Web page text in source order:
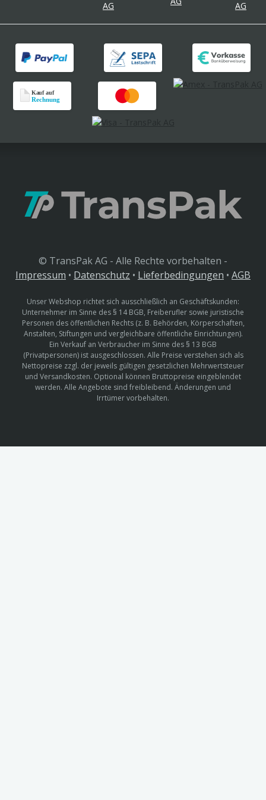
© TransPak AG - Alle Rechte vorbehalten -
Impressum • Datenschutz • Lieferbedingungen • AGB
Unser Webshop richtet sich ausschließlich an Geschäftskunden:
Unternehmer im Sinne des § 14 BGB, Freiberufler sowie juristische
Personen des öffentlichen Rechts (z. B. Behörden, Körperschaften,
Anstalten, Stiftungen und vergleichbare öffentliche Einrichtungen).
Ein Verkauf an Verbraucher im Sinne des § 13 BGB
(Privatpersonen) ist ausgeschlossen. Alle Preise verstehen sich als
Nettopreise zzgl. der jeweils gültigen gesetzlichen Mehrwertsteuer
und Versandkosten. Optional können Bruttopreise eingeblendet
werden. Alle Angebote sind freibleibend. Änderungen und
Irrtümer vorbehalten.